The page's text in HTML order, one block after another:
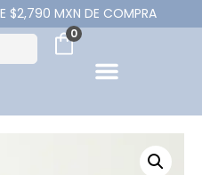
$2,790 MXN DE COMPRA
0